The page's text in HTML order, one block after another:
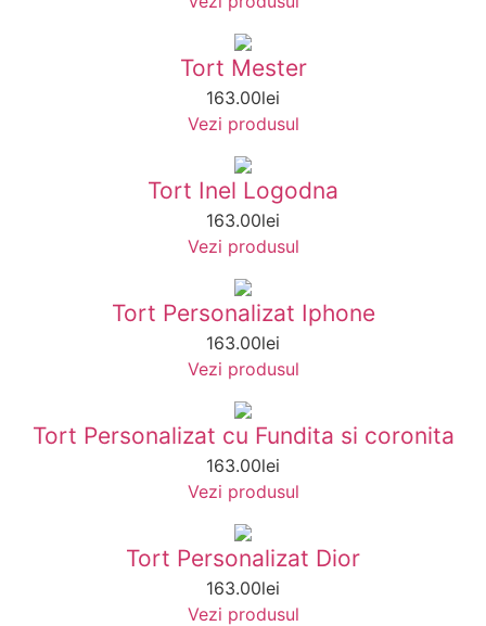
Tort Mester
163.00lei
Vezi produsul
Tort Inel Logodna
163.00lei
Vezi produsul
Tort Personalizat Iphone
163.00lei
Vezi produsul
Tort Personalizat cu Fundita si coronita
163.00lei
Vezi produsul
Tort Personalizat Dior
163.00lei
Vezi produsul